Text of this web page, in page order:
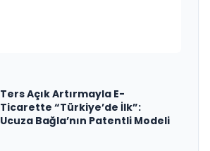
Ters Açık Artırmayla E-
Ticarette “Türkiye’de İlk”:
Ucuza Bağla’nın Patentli Modeli